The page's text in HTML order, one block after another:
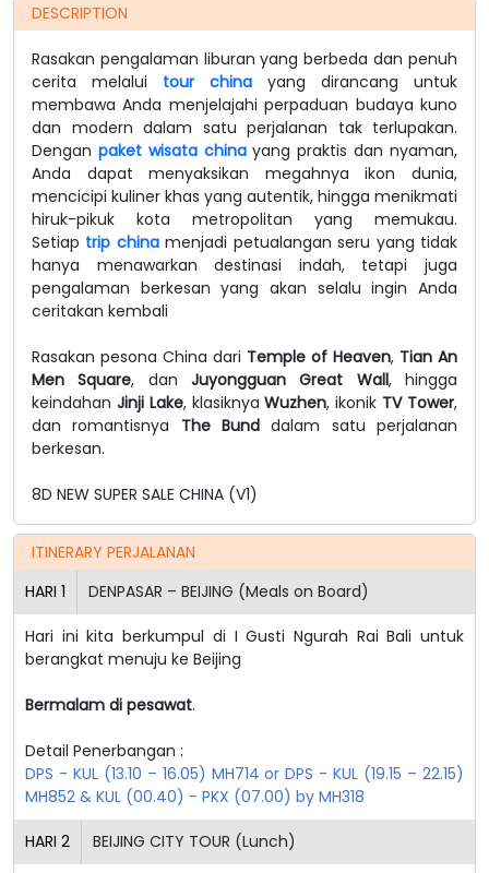
DESCRIPTION
Rasakan pengalaman liburan yang berbeda dan penuh
cerita melalui tour china yang dirancang untuk
membawa Anda menjelajahi perpaduan budaya kuno
dan modern dalam satu perjalanan tak terlupakan.
Dengan paket wisata chinayang praktis dan nyaman,
Anda dapat menyaksikan megahnya ikon dunia,
mencicipi kuliner khas yang autentik, hingga menikmati
hiruk-pikuk kota metropolitan yang memukau.
Setiap trip chinamenjadi petualangan seru yang tidak
hanya menawarkan destinasi indah, tetapi juga
pengalaman berkesan yang akan selalu ingin Anda
ceritakan kembali
Rasakan pesona China dari Temple of Heaven, Tian An
Men Square, danJuyongguan Great Wall, hingga
keindahan Jinji Lake, klasiknyaWuzhen, ikonik TV Tower,
dan romantisnya The Bund dalam satu perjalanan
berkesan.
8D NEW SUPER SALE CHINA (V1)
ITINERARY PERJALANAN
HARI 1 DENPASAR – BEIJING (Meals on Board)
Hari ini kita berkumpul di I Gusti Ngurah Rai Bali untuk
berangkat menuju ke Beijing
Bermalam di pesawat.
Detail Penerbangan :
DPS - KUL (13.10 – 16.05) MH714 or DPS - KUL (19.15 – 22.15)
MH852 & KUL (00.40) - PKX (07.00) by MH318
HARI 2 BEIJING CITY TOUR (Lunch)